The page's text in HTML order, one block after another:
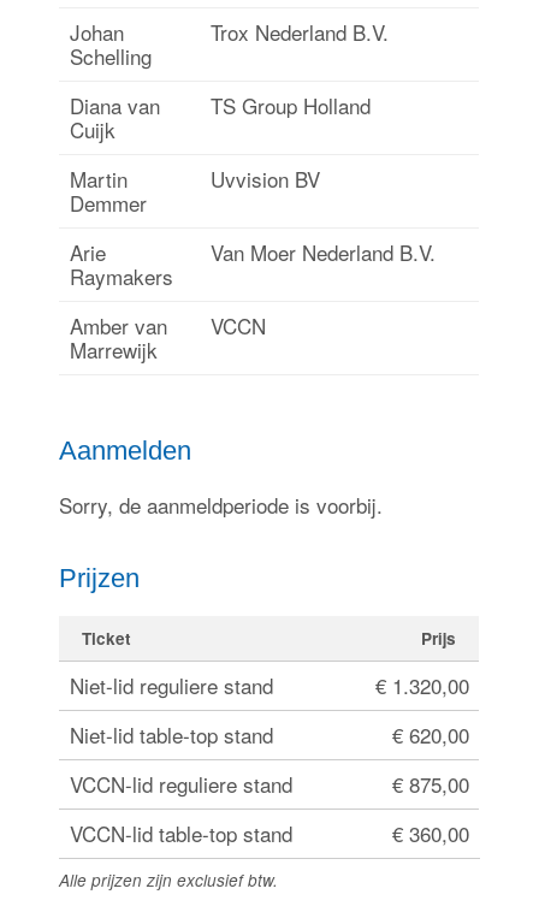
Johan
Schelling
Trox Nederland B.V.
Diana van
Cuijk
TS Group Holland
Martin
Demmer
Uvvision BV
Arie
Raymakers
Van Moer Nederland B.V.
Amber van
Marrewijk
VCCN
Aanmelden
Sorry, de aanmeldperiode is voorbij.
Prijzen
Ticket Prijs
Niet-lid reguliere stand
€ 1.320,00
Niet-lid table-top stand
€ 620,00
VCCN-lid reguliere stand
€ 875,00
VCCN-lid table-top stand
€ 360,00
Alle prijzen zijn exclusief btw.